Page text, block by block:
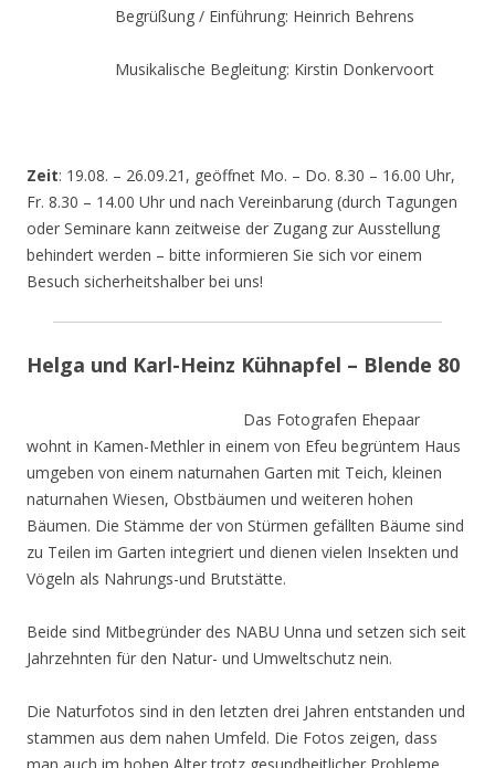
Begrüßung / Einführung: Heinrich Behrens
Musikalische Begleitung: Kirstin Donkervoort
Zeit: 19.08. – 26.09.21, geöffnet Mo. – Do. 8.30 – 16.00 Uhr,
Fr. 8.30 – 14.00 Uhr und nach Vereinbarung (durch Tagungen
oder Seminare kann zeitweise der Zugang zur Ausstellung
behindert werden – bitte informieren Sie sich vor einem
Besuch sicherheitshalber bei uns!
Helga und Karl-Heinz Kühnapfel – Blende 80
Das Fotografen Ehepaar
wohnt in Kamen-Methler in einem von Efeu begrüntem Haus
umgeben von einem naturnahen Garten mit Teich, kleinen
naturnahen Wiesen, Obstbäumen und weiteren hohen
Bäumen. Die Stämme der von Stürmen gefällten Bäume sind
zu Teilen im Garten integriert und dienen vielen Insekten und
Vögeln als Nahrungs-und Brutstätte.
Beide sind Mitbegründer des NABU Unna und setzen sich seit
Jahrzehnten für den Natur- und Umweltschutz nein.
Die Naturfotos sind in den letzten drei Jahren entstanden und
stammen aus dem nahen Umfeld. Die Fotos zeigen, dass